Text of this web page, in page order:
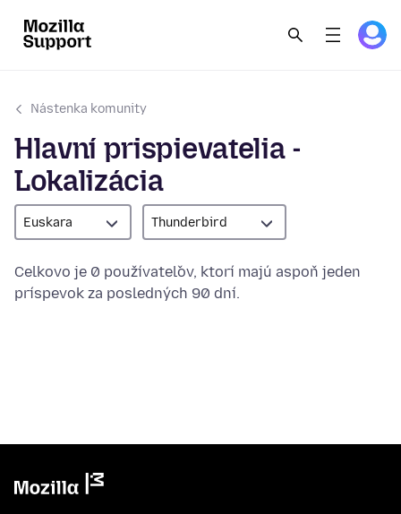
Nástenka komunity
Hlavní prispievatelia -
Lokalizácia
Euskara Thunderbird
Celkovo je 0 používateľov, ktorí majú aspoň jeden
príspevok za posledných 90 dní.